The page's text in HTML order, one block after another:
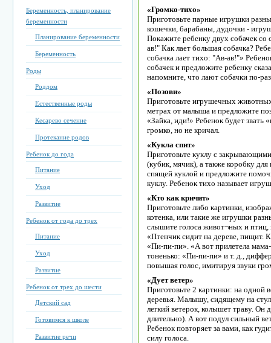
Беременность, планирование
беременности
Планирование беременности
Беременность
Роды
Роддом
Естественные роды
Кесарево сечение
Протекание родов
Ребенок до года
Питание
Уход
Развитие
Ребенок от года до трех
Питание
Уход
Развитие
Ребенок от трех до шести
Детский сад
Готовимся к школе
Развитие речи
«Громко-тихо»
Приготовьте парные игрушки
кошечки, барабаны, дудочки -
Покажите ребенку двух собачек со
ав!" Как лает большая собачка?
собачка лает тихо: "Ав-ав!"»
собачек и предложите ребенку
напомните, что лают собачки по-
«Позови»
Приготовьте игрушечных
метрах от малыша и предложите
«Зайка, иди!» Ребенок будет звать
громко, но не кричал.
«Кукла спит»
Приготовьте куклу с
(кубик, мячик), а также коробку
спящей куклой и предложите
куклу. Ребенок тихо называет
«Кто как кричит»
Приготовьте либо картинки,
котенка, или такие же игрушки
слышите голоса живот¬ных и птиц,
«Птенчик сидит на дереве, пищит.
«Пи-пи-пи». «А вот прилетела
тоненько: «Пи-пи-пи» и т. д.,
повышая голос, имитируя звуки
«Дует ветер»
Приготовьте 2 картинки: на одной
деревья. Малышу, сидящему на
легкий ветерок, колышет траву.
длительно). А вот подул сильный
Ребенок повторяет за вами, как
силу голоса.